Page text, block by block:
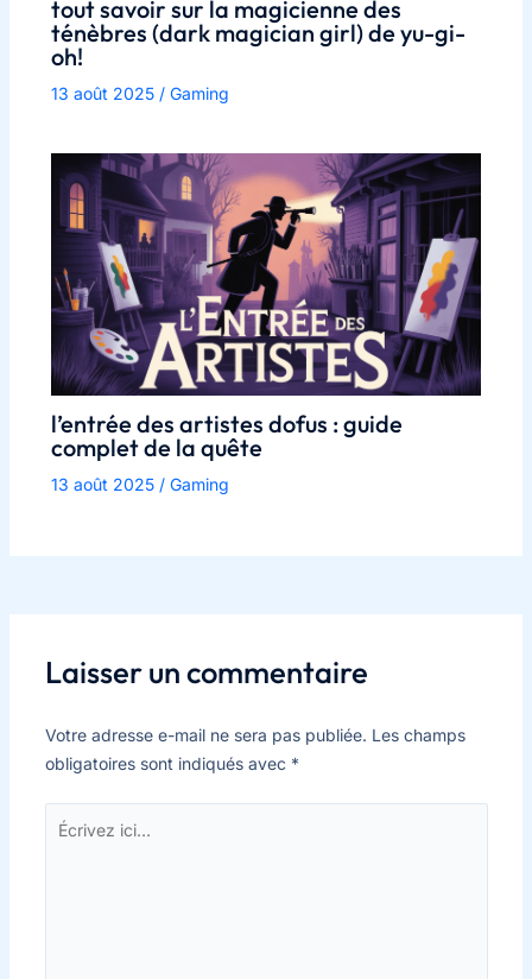
tout savoir sur la magicienne des
ténèbres (dark magician girl) de yu-gi-
oh!
13 août 2025 / Gaming
l’entrée des artistes dofus : guide
complet de la quête
13 août 2025 / Gaming
Laisser un commentaire
Votre adresse e-mail ne sera pas publiée. Les champs
obligatoires sont indiqués avec *
Écrivez